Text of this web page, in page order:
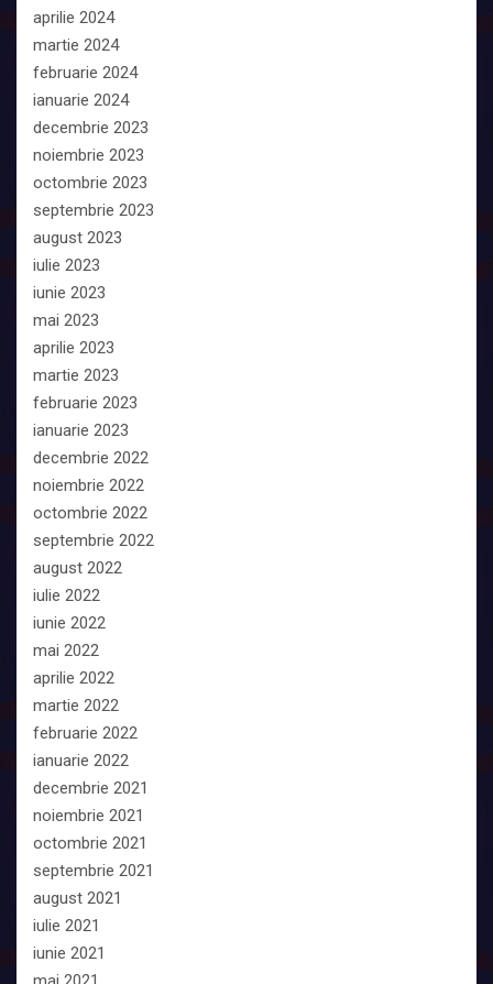
aprilie 2024
martie 2024
februarie 2024
ianuarie 2024
decembrie 2023
noiembrie 2023
octombrie 2023
septembrie 2023
august 2023
iulie 2023
iunie 2023
mai 2023
aprilie 2023
martie 2023
februarie 2023
ianuarie 2023
decembrie 2022
noiembrie 2022
octombrie 2022
septembrie 2022
august 2022
iulie 2022
iunie 2022
mai 2022
aprilie 2022
martie 2022
februarie 2022
ianuarie 2022
decembrie 2021
noiembrie 2021
octombrie 2021
septembrie 2021
august 2021
iulie 2021
iunie 2021